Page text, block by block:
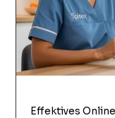
Effektives